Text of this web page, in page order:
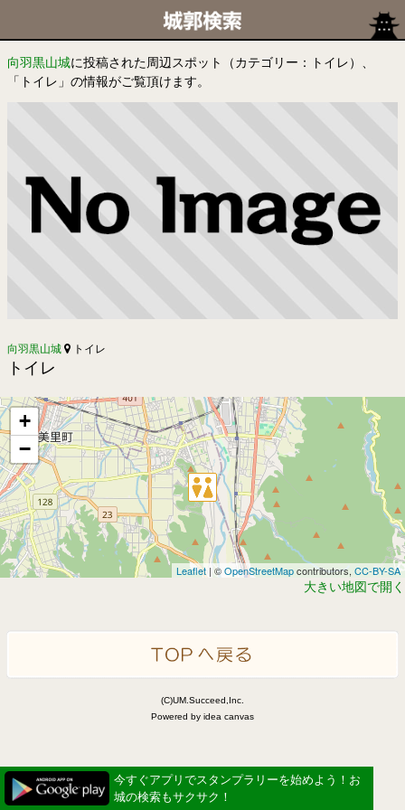
向羽黒山城に投稿された周辺スポット（カテゴリー：トイレ）、
「トイレ」の情報がご覧頂けます。
向羽黒山城 トイレ
トイレ
+
−
Leaflet | ©OpenStreetMapcontributors, CC-BY-SA
大きい地図で開く
(C)UM.Succeed,Inc.
Powered by idea canvas
今すぐアプリでスタンプラリーを始めよう！お
城の検索もサクサク！